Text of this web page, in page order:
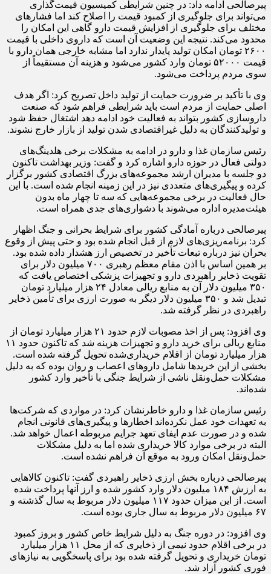
پیرصالحی ادامه داد: در چنین شرایطی کمیسیون قیمت‌گذاری
می‌تواند برای جلوگیری از کمبود قیمت را اصلاح کند اما فشارهای
مختلف برای جلوگیری از افزایش قیمت دارو گاهی این امکان را
محدود می‌کند. نتیجه این وضعیت آن است که داروی داخلی با قیمت
۲۶۰۰ تومان امکان تولید پایدار ندارد اما مشابه خارجی همان دارو با
قیمت ۵۲۰۰۰ تومان وارد کشور می‌شود و هزینه آن مستقیماً از
سوی مردم پرداخت می‌شود.
وی با تأکید بر ضرورت حمایت از تولید داخل تصریح کرد: اگر هدف
اصلی حمایت از مردم است باید شرایطی فراهم شود که صنعت
داروسازی کشور بتواند به فعالیت خود ادامه دهد اشتغال حفظ شود
و تولیدکنندگان به دلیل غیراقتصادی شدن تولید از بازار خارج نشوند.
رئیس سازمان غذا و دارو در ادامه به مشکلات برخی هلدینگ‌های
دولتی فعال در حوزه دارو اشاره کرد و گفت: وزیر بهداشت تاکنون
دو جلسه با مدیران ارشد مجموعه‌های بزرگ اقتصادی کشور برگزار
کرده و پیگیری‌های متعددی نیز در این زمینه انجام شده است. با این
حال فعالیت در برخی مجموعه‌هایی که سه تا چهار ماه بدون
هیئت‌مدیره اداره می‌شوند با دشواری‌های جدی همراه است.
پیرصالحی درباره آمادگی کشور برای شرایط بحرانی و جنگ اظهار
کرد: برنامه‌ریزی‌های لازم از قبل انجام شده بود و حتی پیش از وقوع
بحران نیز درباره تبعات تأخیر در تخصیص ارز هشدار داده شده بود.
بر همین اساس با اذن مقام معظم رهبری ۷۰۰ میلیون دلار برای
تقویت ذخایر راهبردی دارو و تجهیزات پزشکی اختصاص یافت که
۳۵۰ میلیون دلار آن به منابع ریالی معادل ۲۴ هزار میلیارد تومان
تبدیل شد و ۳۵۰ میلیون دلار دیگر به صورت ارزی برای تأمین ذخایر
راهبردی در نظر گرفته شد.
وی افزود: پس از اخذ مصوبات لازم حدود ۲۱ هزار میلیارد تومان از
منابع ریالی برای خرید دارو و تجهیزات هزینه شد که تاکنون حدود ۱۱
هزار میلیارد تومان از اقلام خریداری‌شده تحویل گرفته شده است.
بخشی از این خریدها شامل داروهای اعصاب و روان بوده که به دلیل
مشکلات حمل‌ونقل ناشی از شرایط جنگی با تأخیر وارد کشور
شده‌اند.
رئیس سازمان غذا و دارو خاطرنشان کرد: در مواردی که شرکت‌ها
به تعهدات خود عمل نکرده‌اند اخطارها و پیگیری‌های قانونی انجام
شده و در صورت عدم ایفای تعهد جرایم مربوطه اعمال خواهد شد.
البته در برخی موارد کالا خریداری شده اما به دلیل مشکلات
حمل‌ونقل امکان ورود به موقع آن فراهم نشده است.
پیرصالحی درباره بخش ارزی ذخایر راهبردی گفت: تاکنون کالاهایی
به ارزش ۱۸۴ میلیون دلار وارد کشور شده و ارز آنها پرداخت شده
است. از این میزان حدود ۱۱۷ میلیون دلار مربوط به سال گذشته و
۶۷ میلیون دلار مربوط به سال جاری بوده است.
وی افزود: در دوره جنگ به دلیل شرایط خاص کشور و بروز کمبود
در برخی اقلام حدود نیمی از ذخایری که از محل ۱۱ هزار میلیارد
تومان خریداری و تحویل گرفته شده بود برای پاسخگویی به نیازهای
فوری کشور آزاد شد.